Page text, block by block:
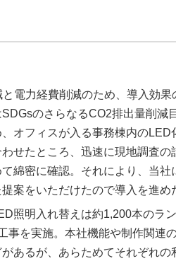
電力経費削減のため、導入効
のさらなるCO2排出量削減
オフィスが入る事務棟内のLED
せたところ、迅速に現地調査
綿密に確認。それにより、当
案をいただけたので導入を進め
照明入れ替えは約1,200本のラ
事を実施。本社機能や制作関連
あるが、あらためてそれぞれ